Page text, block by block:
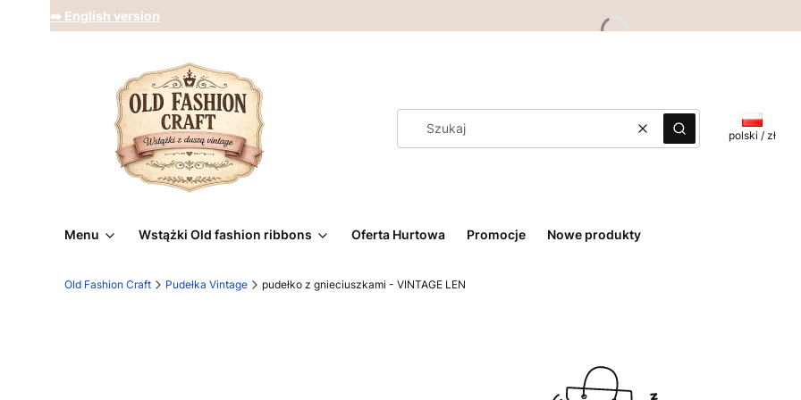
➡️ English version
WyczyśćSzukaj polski / zł
Menu Wstążki Old fashion ribbons Oferta Hurtowa Promocje Nowe produkty
Old Fashion Craft Pudełka Vintage pudełko z gnieciuszkami - VINTAGE LEN